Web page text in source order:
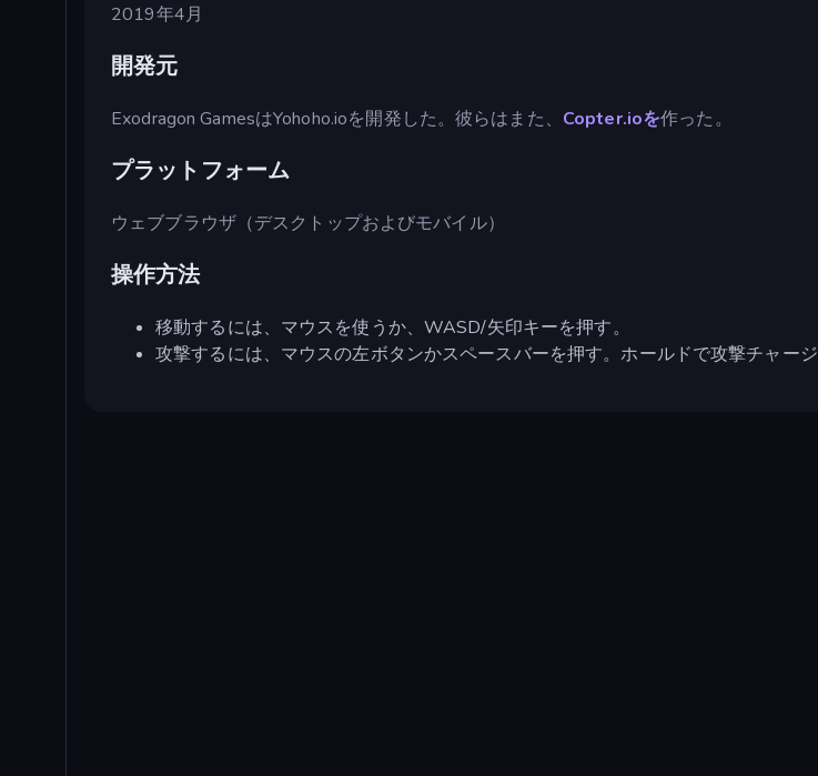
2019年4月
開発元
Exodragon GamesはYohoho.ioを開発した。彼らはまた、 Copter.ioを作った。
プラットフォーム
ウェブブラウザ（デスクトップおよびモバイル）
操作方法
移動するには、マウスを使うか、WASD/矢印キーを押す。
攻撃するには、マウスの左ボタンかスペースバーを押す。ホールドで攻撃チャージ